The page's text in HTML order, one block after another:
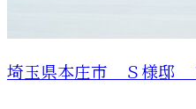
埼玉県本庄市 Ｓ様邸